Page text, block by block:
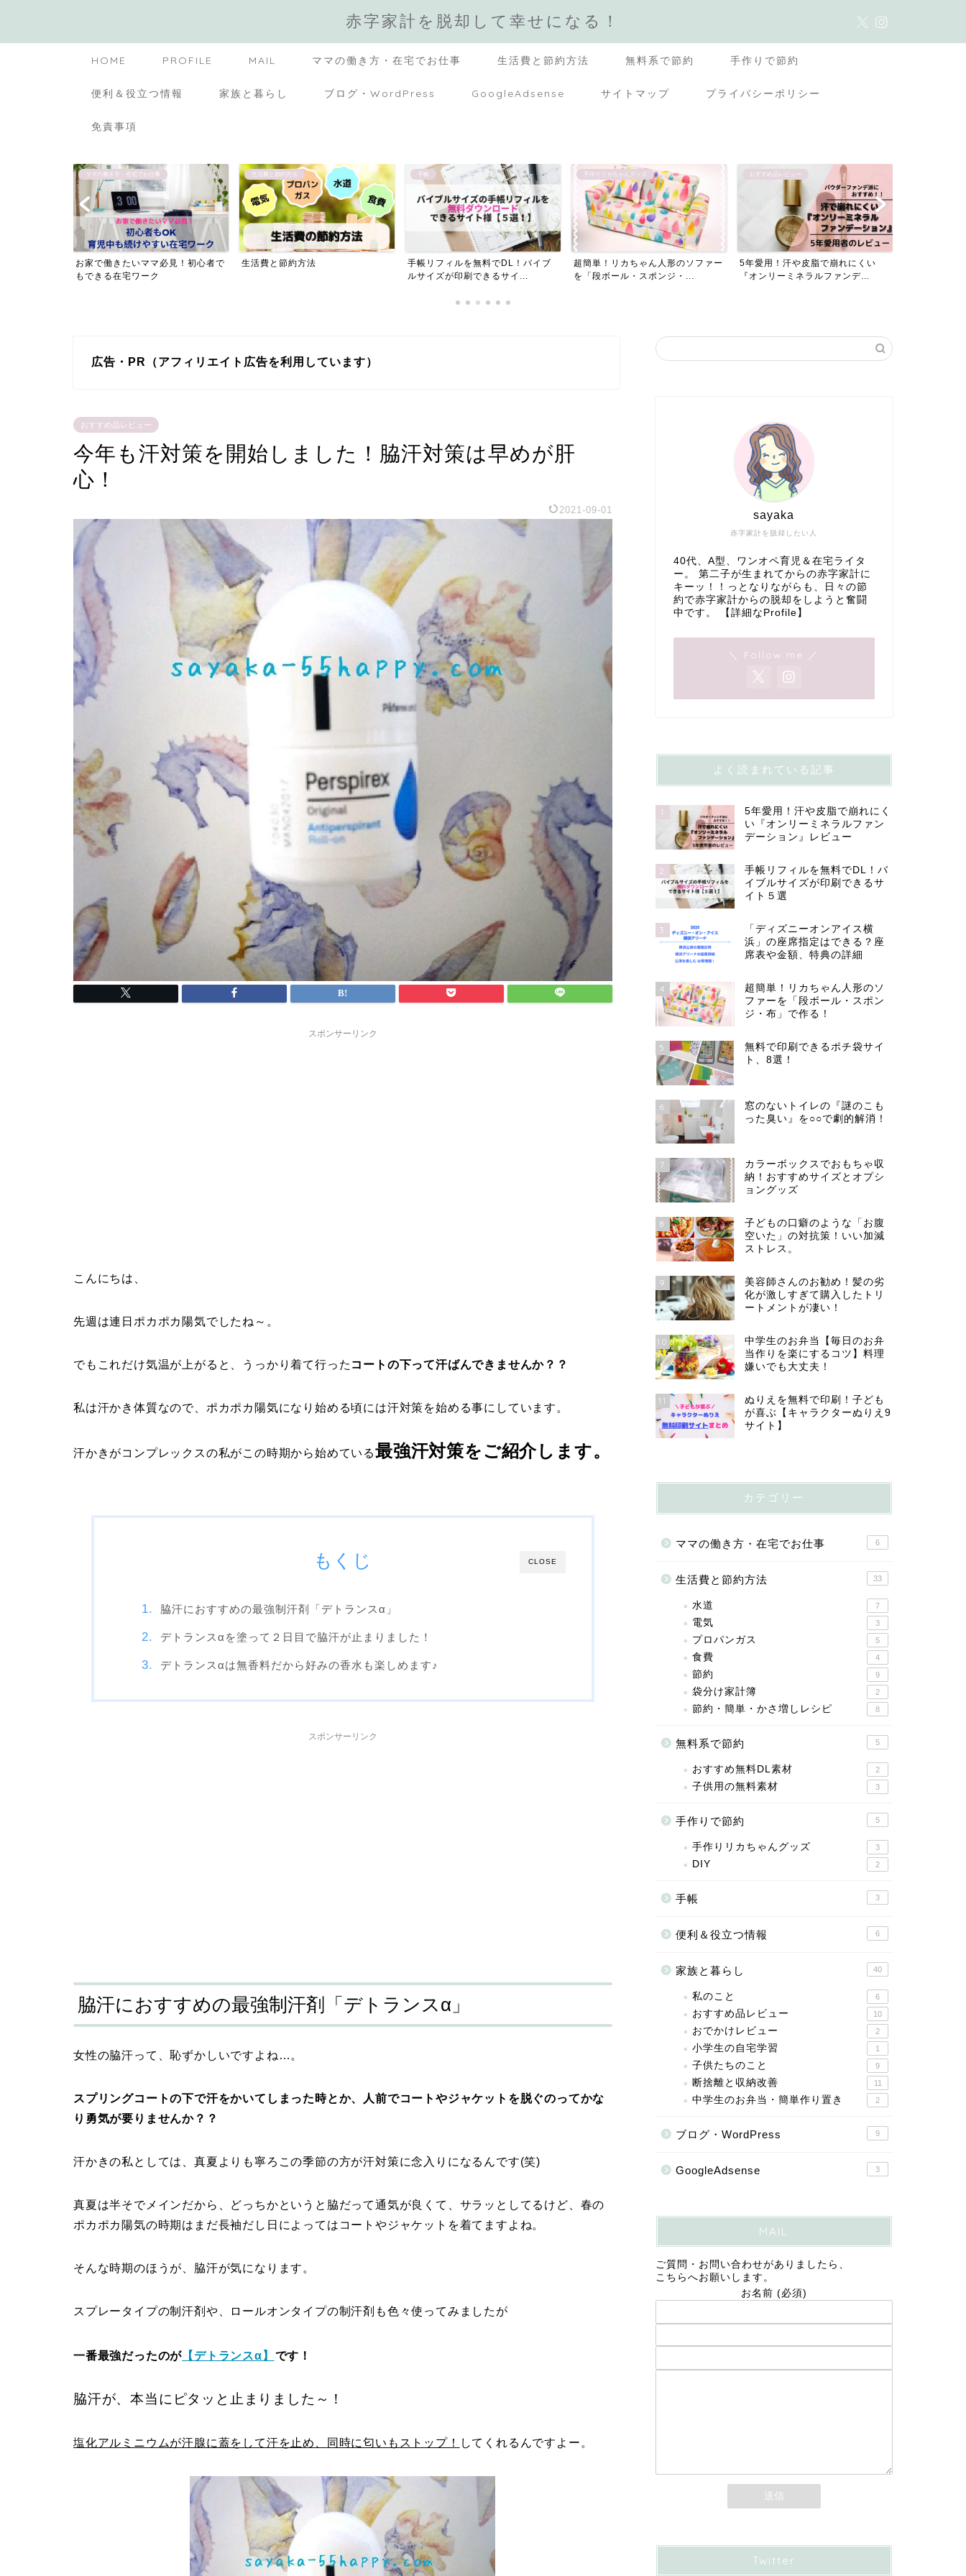
赤字家計を脱却して幸せになる！
HOME PROFILE MAIL ママの働き方・在宅でお仕事 生活費と節約方法 無料系で節約 手作りで節約
便利＆役立つ情報 家族と暮らし ブログ・WordPress GoogleAdsense サイトマップ プライバシーポリシー
免責事項
ママの働き方・在宅でお仕事
お家で働きたいママ必見！初心者で
もできる在宅ワーク
生活費と節約方法
生活費と節約方法
手帳
手帳リフィルを無料でDL！バイブ
ルサイズが印刷できるサイ...
手作りリカちゃんグッズ
超簡単！リカちゃん人形のソファー
を「段ボール・スポンジ・...
おすすめ品レビュー
5年愛用！汗や皮脂で崩れにくい
『オンリーミネラルファンデ...
広告・PR（アフィリエイト広告を利用しています）
おすすめ品レビュー
今年も汗対策を開始しました！脇汗対策は早めが肝
心！
2021-09-01
スポンサーリンク
こんにちは、
先週は連日ポカポカ陽気でしたね～。
でもこれだけ気温が上がると、うっかり着て行った コートの下って汗ばんできませんか？？
私は汗かき体質なので、ポカポカ陽気になり始める頃には汗対策を始める事にしています。
汗かきがコンプレックスの私がこの時期から始めている最強汗対策をご紹介します。
CLOSE
もくじ
脇汗におすすめの最強制汗剤「デトランスα」
デトランスαを塗って２日目で脇汗が止まりました！
デトランスαは無香料だから好みの香水も楽しめます♪
スポンサーリンク
脇汗におすすめの最強制汗剤「デトランスα」
女性の脇汗って、恥ずかしいですよね…。
スプリングコートの下で汗をかいてしまった時とか、 人前でコートやジャケットを脱ぐのってかな
り勇気が要りませんか？？
汗かきの私としては、真夏よりも寧ろこの季節の方が汗対策に念入りになるんです(笑)
真夏は半そでメインだから、どっちかというと脇だって通気が良くて、サラッとしてるけど、春の
ポカポカ陽気の時期はまだ長袖だし日によってはコートやジャケットを着てますよね。
そんな時期のほうが、脇汗が気になります。
スプレータイプの制汗剤や、ロールオンタイプの制汗剤も色々使ってみましたが
一番最強だったのが 【デトランスα】 です！
脇汗が、本当にピタッと止まりました～！
塩化アルミニウムが汗腺に蓋をして汗を止め、 同時に匂いもストップ！ してくれるんですよー。
赤字家計を脱却したい人
sayaka
40代、A型、ワンオペ育児＆在宅ライタ
ー。 第二子が生まれてからの赤字家計に
キーッ！！っとなりながらも、日々の節
約で赤字家計からの脱却をしようと奮闘
中です。
【詳細なProfile】
＼ Follow me ／
よく読まれている記事
1
5年愛用！汗や皮脂で崩れにく
い『オンリーミネラルファン
デーション』レビュー
2
手帳リフィルを無料でDL！バ
イブルサイズが印刷できるサ
イト５選
3
「ディズニーオンアイス横
浜」の座席指定はできる？座
席表や金額、特典の詳細
4
超簡単！リカちゃん人形のソ
ファーを「段ボール・スポン
ジ・布」で作る！
5
無料で印刷できるポチ袋サイ
ト、8選！
6
窓のないトイレの『謎のこも
った臭い』を○○で劇的解消！
7
カラーボックスでおもちゃ収
納！おすすめサイズとオプシ
ョングッズ
8
子どもの口癖のような「お腹
空いた」の対抗策！いい加減
ストレス。
9
美容師さんのお勧め！髪の劣
化が激しすぎて購入したトリ
ートメントが凄い！
10
中学生のお弁当【毎日のお弁
当作りを楽にするコツ】料理
嫌いでも大丈夫！
11
ぬりえを無料で印刷！子ども
が喜ぶ【キャラクターぬりえ9
サイト】
カテゴリー
ママの働き方・在宅でお仕事 6
生活費と節約方法 33
水道 7
電気 3
プロパンガス 5
食費 4
節約 9
袋分け家計簿 2
節約・簡単・かさ増しレシピ 8
無料系で節約 5
おすすめ無料DL素材 2
子供用の無料素材 3
手作りで節約 5
手作りリカちゃんグッズ 3
DIY 2
手帳 3
便利＆役立つ情報 6
家族と暮らし 40
私のこと 6
おすすめ品レビュー 10
おでかけレビュー 2
小学生の自宅学習 1
子供たちのこと 9
断捨離と収納改善 11
中学生のお弁当・簡単作り置き 2
ブログ・WordPress 9
GoogleAdsense 3
MAIL
ご質問・お問い合わせがありましたら、
こちらへお願いします。
お名前 (必須)
Twitter